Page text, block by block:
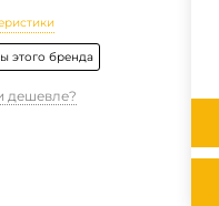
этого бренда
дешевле?